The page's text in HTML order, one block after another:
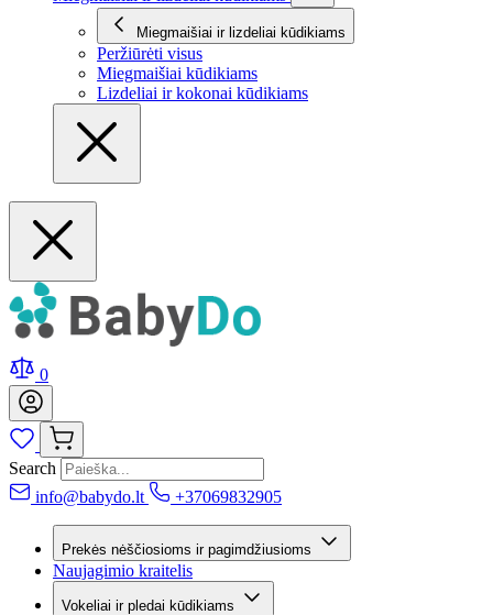
Miegmaišiai ir lizdeliai kūdikiams
Peržiūrėti visus
Miegmaišiai kūdikiams
Lizdeliai ir kokonai kūdikiams
0
Search
info@babydo.lt
+37069832905
Prekės nėščiosioms ir pagimdžiusioms
Naujagimio kraitelis
Vokeliai ir pledai kūdikiams